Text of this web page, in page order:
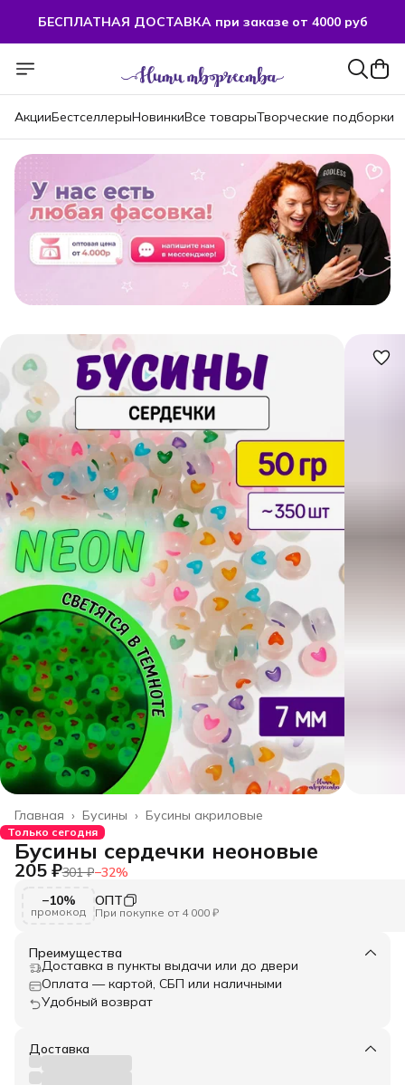
БЕСПЛАТНАЯ ДОСТАВКА при заказе от 4000 руб
БЕСПЛАТНАЯ ДОСТАВКА при заказе от 4000 руб
АкцииБестселлерыНовинкиВсе товарыТворческие подборки
Бусины акриловые
Бусины ›
Главная ›
Только сегодня
Бусины сердечки неоновые
205 ₽301 ₽−32%
−10%
промокод
ОПТ
При покупке от 4 000 ₽
Преимущества
Доставка в пункты выдачи или до двери
Оплата — картой, СБП или наличными
Удобный возврат
Доставка